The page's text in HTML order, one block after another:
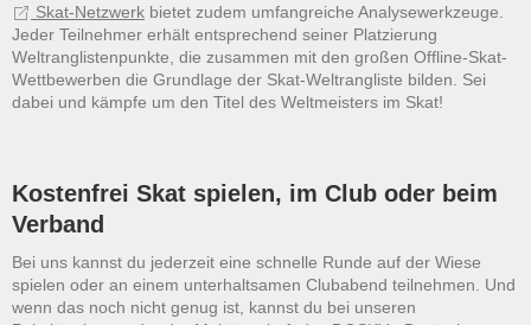
Skat-Netzwerk bietet zudem umfangreiche Analysewerkzeuge.
Jeder Teilnehmer erhält entsprechend seiner Platzierung
Weltranglistenpunkte, die zusammen mit den großen Offline-Skat-
Wettbewerben die Grundlage der Skat-Weltrangliste bilden. Sei
dabei und kämpfe um den Titel des Weltmeisters im Skat!
Kostenfrei Skat spielen, im Club oder beim
Verband
Bei uns kannst du jederzeit eine schnelle Runde auf der Wiese
spielen oder an einem unterhaltsamen Clubabend teilnehmen. Und
wenn das noch nicht genug ist, kannst du bei unseren